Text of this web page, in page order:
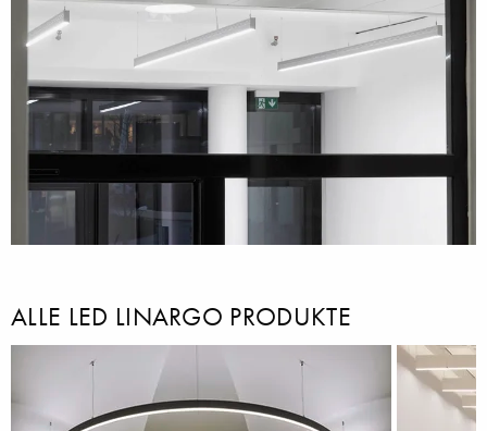
ALLE LED LINARGO PRODUKTE